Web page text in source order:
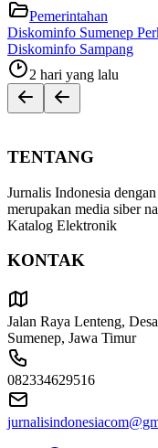
Pemerintahan
Diskominfo Sumenep
Diskominfo Sampang
2 hari yang lalu
TENTANG
Jurnalis Indonesia
merupakan media siber
Katalog Elektronik
KONTAK
Jalan Raya Lenteng,
Sumenep, Jawa Timur
082334629516